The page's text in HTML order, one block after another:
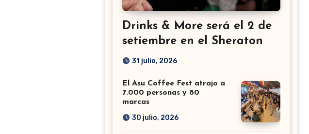
Drinks & More será el 2 de
setiembre en el Sheraton
31 julio, 2026
El Asu Coffee Fest atrajo a
7.000 personas y 80
marcas
30 julio, 2026